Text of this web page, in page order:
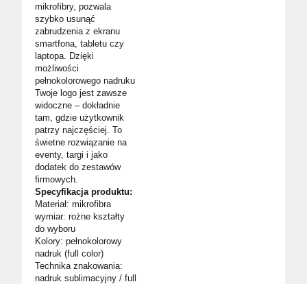
mikrofibry, pozwala
szybko usunąć
zabrudzenia z ekranu
smartfona, tabletu czy
laptopa. Dzięki
możliwości
pełnokolorowego nadruku
Twoje logo jest zawsze
widoczne – dokładnie
tam, gdzie użytkownik
patrzy najczęściej. To
świetne rozwiązanie na
eventy, targi i jako
dodatek do zestawów
firmowych.
Specyfikacja produktu:
Materiał: mikrofibra
wymiar: rożne kształty
do wyboru
Kolory: pełnokolorowy
nadruk (full color)
Technika znakowania:
nadruk sublimacyjny / full